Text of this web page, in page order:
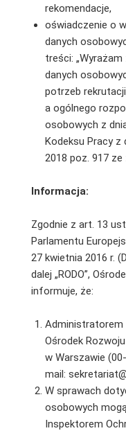
rekomendacje,
oświadczenie o
danych
treści:
danych
potrzeb
a ogólnego
osobowych z
Kodeksu Pracy z
2018 poz. 917 ze
Informacja:
Zgodnie z art. 13
Parlamentu
27 kwietnia 2016 r.
dalej „RODO”,
informuje, że:
Administratorem
Ośrodek
w Warszawie
mail:
W sprawach
osobowych
Inspektorem